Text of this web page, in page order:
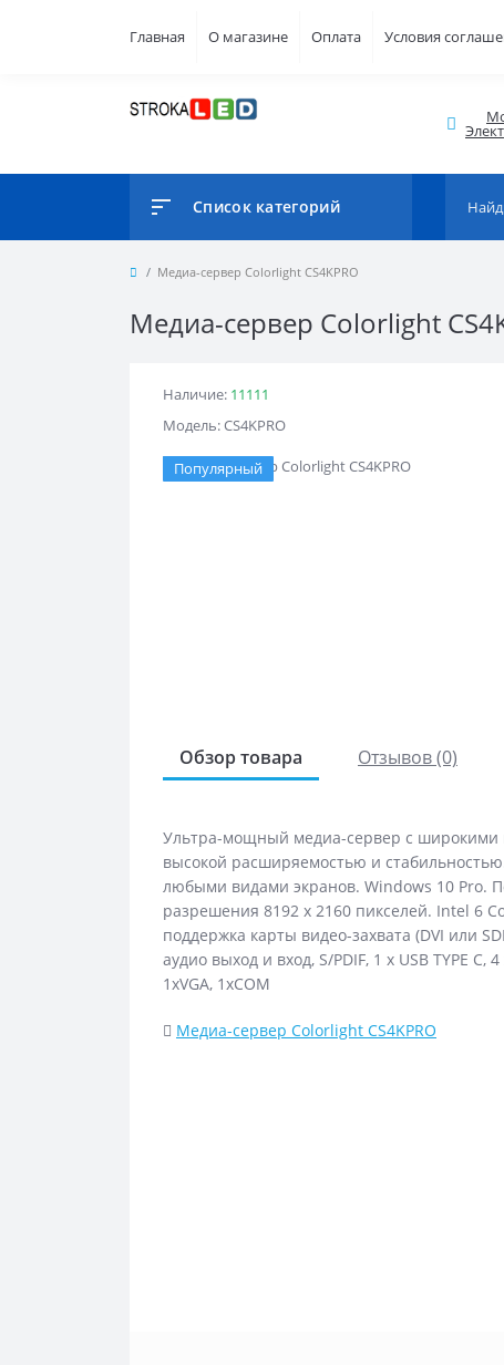
Главная О магазине Оплата Условия
Список категорий
Медиа-сервер Colorlight CS4KPRO
Медиа-сервер Colorlight
Наличие: 11111
Модель: CS4KPRO
Популярный
Обзор товара Отзывов (0)
Ультра-мощный медиа-сервер с широкими
высокой расширяемостью и
любыми видами экранов. Windows 10 Pro.
разрешения 8192 х 2160 пикселей. Intel 6
поддержка карты видео-захвата (DVI или
аудио выход и вход, S/PDIF, 1 x USB TYPE C,
1xVGA, 1xCOM
Медиа-сервер Colorlight CS4KPRO